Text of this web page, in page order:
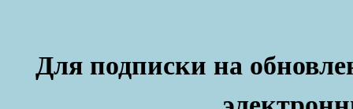
Для подписки на